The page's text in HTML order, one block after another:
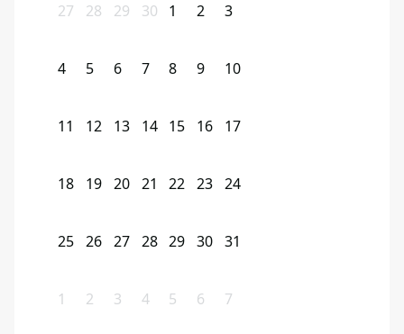
27 28 29 30 1 2 3
4 5 6 7 8 9 10
11 12 13 14 15 16 17
18 19 20 21 22 23 24
25 26 27 28 29 30 31
1 2 3 4 5 6 7